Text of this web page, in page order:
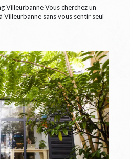
Villeurbanne Vous cherchez un
sans vous sentir seul